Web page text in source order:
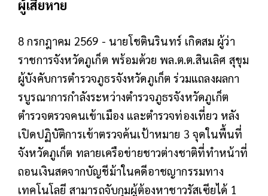
ผู้เสียหาย
8 กรกฎาคม 2569 - นายโชตินรินทร์ เกิดสม ผู้ว่า
ราชการจังหวัดภูเก็ต พร้อมด้วย พล.ต.ต.สินเลิศ สุขุม
ผู้บังคับการตำรวจภูธรจังหวัดภูเก็ต ร่วมแถลงผลกา
รบูรณาการกำลังระหว่างตำรวจภูธรจังหวัดภูเก็ต
ตำรวจตรวจคนเข้าเมือง และตำรวจท่องเที่ยว หลัง
เปิดปฏิบัติการเข้าตรวจค้นเป้าหมาย 3 จุดในพื้นที่
จังหวัดภูเก็ต ทลายเครือข่ายชาวต่างชาติที่ทำหน้าที่
ถอนเงินสดจากบัญชีม้าในคดีอาชญากรรมทาง
เทคโนโลยี สามารถจับกุมผู้ต้องหาชาวรัสเซียได้ 1